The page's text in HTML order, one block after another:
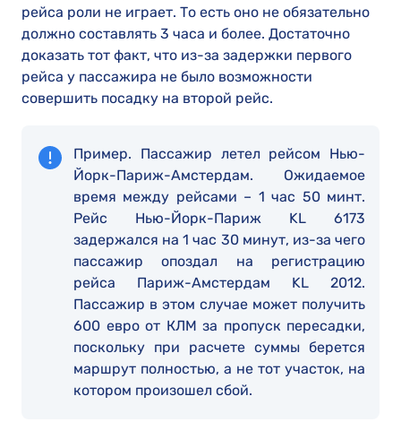
рейса роли не играет. То есть оно не обязательно
должно составлять 3 часа и более. Достаточно
доказать тот факт, что из-за задержки первого
рейса у пассажира не было возможности
совершить посадку на второй рейс.
Пример. Пассажир летел рейсом Нью-
Йорк-Париж-Амстердам. Ожидаемое
время между рейсами – 1 час 50 минт.
Рейс Нью-Йорк-Париж KL 6173
задержался на 1 час 30 минут, из-за чего
пассажир опоздал на регистрацию
рейса Париж-Амстердам KL 2012.
Пассажир в этом случае может получить
600 евро от КЛМ за пропуск пересадки,
поскольку при расчете суммы берется
маршрут полностью, а не тот участок, на
котором произошел сбой.